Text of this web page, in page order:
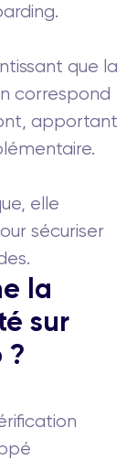
que la
correspond
apportant
elle
sécuriser
la
sur
?